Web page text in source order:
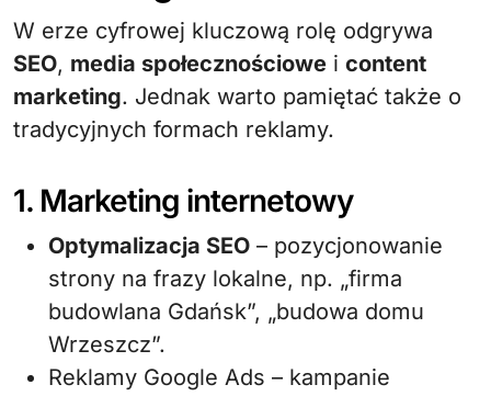
W erze cyfrowej kluczową rolę odgrywa
SEO, media społecznościowe i content
marketing. Jednak warto pamiętać także o
tradycyjnych formach reklamy.
1. Marketing internetowy
Optymalizacja SEO – pozycjonowanie
strony na frazy lokalne, np. „firma
budowlana Gdańsk”, „budowa domu
Wrzeszcz”.
Reklamy Google Ads – kampanie